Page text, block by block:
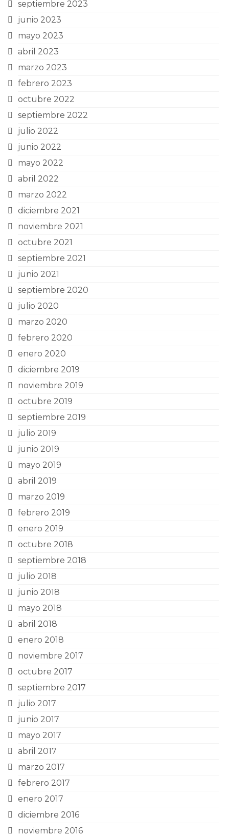
septiembre 2023
junio 2023
mayo 2023
abril 2023
marzo 2023
febrero 2023
octubre 2022
septiembre 2022
julio 2022
junio 2022
mayo 2022
abril 2022
marzo 2022
diciembre 2021
noviembre 2021
octubre 2021
septiembre 2021
junio 2021
septiembre 2020
julio 2020
marzo 2020
febrero 2020
enero 2020
diciembre 2019
noviembre 2019
octubre 2019
septiembre 2019
julio 2019
junio 2019
mayo 2019
abril 2019
marzo 2019
febrero 2019
enero 2019
octubre 2018
septiembre 2018
julio 2018
junio 2018
mayo 2018
abril 2018
enero 2018
noviembre 2017
octubre 2017
septiembre 2017
julio 2017
junio 2017
mayo 2017
abril 2017
marzo 2017
febrero 2017
enero 2017
diciembre 2016
noviembre 2016